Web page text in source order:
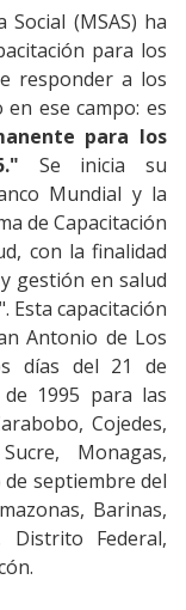
(MSAS) ha
para los
responder a los
ese campo: es
para los
Se inicia su
Mundial y la
de Capacitación
con la finalidad
gestión en salud
Esta capacitación
Antonio de Los
días del 21 de
1995 para las
Cojedes,
Monagas,
de septiembre del
Barinas,
Distrito Federal,